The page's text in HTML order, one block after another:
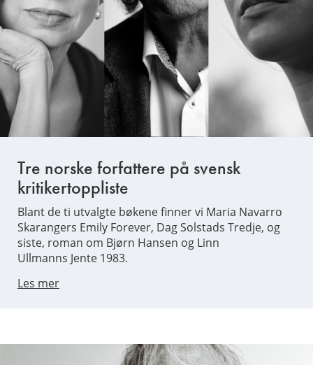
Tre norske forfattere på svensk
kritikertoppliste
Blant de ti utvalgte bøkene finner vi Maria Navarro
Skarangers Emily Forever, Dag Solstads Tredje, og
siste, roman om Bjørn Hansen og Linn
Ullmanns Jente 1983.
Les mer